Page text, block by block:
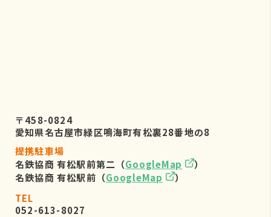
〒458-0824
愛知県名古屋市緑区鳴海町有松裏28番地の8
提携駐車場
名鉄協商 有松駅前第二（GoogleMap
）
名鉄協商 有松駅前（GoogleMap
）
TEL
052-613-8027